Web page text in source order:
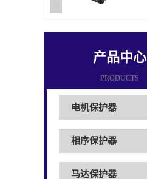
产品中心
PRODUCTS
电机保护器
相序保护器
马达保护器